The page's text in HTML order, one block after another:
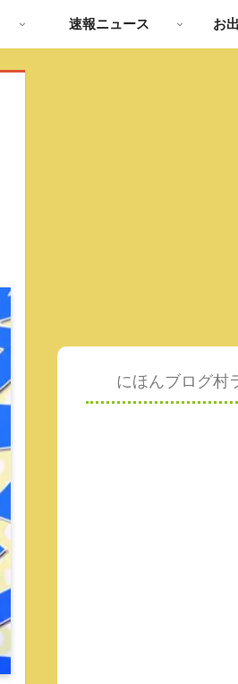
速報ニュース お
にほんブログ村